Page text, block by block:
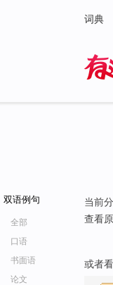
词典
双语例句
全部
口语
书面语
论文
当前
查看
或者